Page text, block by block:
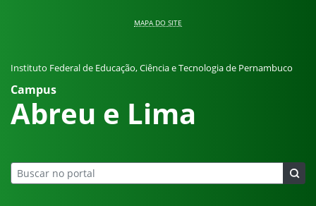
MAPA DO SITE
Instituto Federal de Educação, Ciência e Tecnologia de Pernambuco
Campus
Abreu e Lima